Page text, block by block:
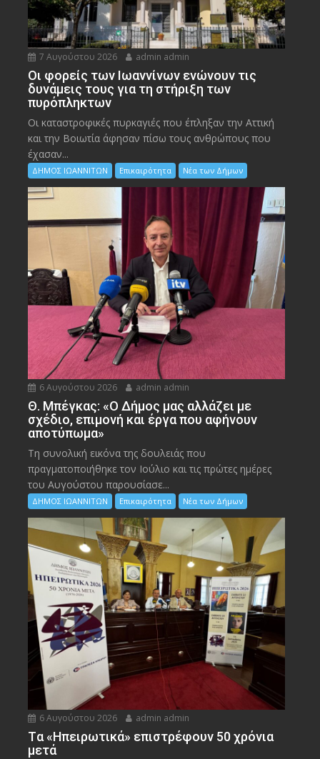
7 Αυγούστου 2026 admin admin
Οι φορείς των Ιωαννίνων ενώνουν τις
δυνάμεις τους για τη στήριξη των
πυρόπληκτων
Οι καταστροφικές πυρκαγιές που έπληξαν την Αττική
και την Bοιωτία άφησαν πίσω τους ανθρώπους που
έχασαν...
ΔΗΜΟΣ ΙΩΑΝΝΙΤΩΝ Επικαιρότητα Νέα των Δήμων
6 Αυγούστου 2026 admin admin
Θ. Μπέγκας: «Ο Δήμος μας αλλάζει με
σχέδιο, επιμονή και έργα που αφήνουν
αποτύπωμα»
Τη συνολική εικόνα της δουλειάς που
πραγματοποιήθηκε τον Ιούλιο και τις πρώτες ημέρες
του Αυγούστου παρουσίασε...
ΔΗΜΟΣ ΙΩΑΝΝΙΤΩΝ Επικαιρότητα Νέα των Δήμων
6 Αυγούστου 2026 admin admin
Tα «Ηπειρωτικά» επιστρέφουν 50 χρόνια
μετά